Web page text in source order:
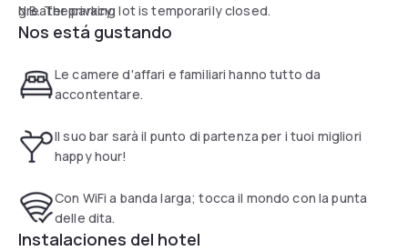
greater privacy.
N.B. The parking lot is temporarily closed.
Nos está gustando
Le camere d'affari e familiari hanno tutto da
accontentare.
Il suo bar sarà il punto di partenza per i tuoi migliori
happy hour!
Con WiFi a banda larga; tocca il mondo con la punta
delle dita.
Instalaciones del hotel